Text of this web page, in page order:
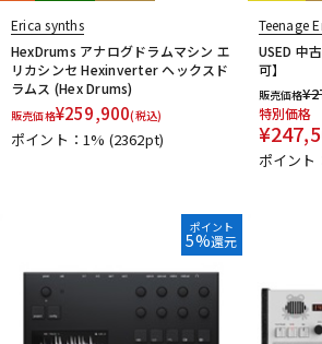
Erica synths
HexDrums アナログドラムマシン エ
リカシンセ Hexinverter ヘックスド
ラムス (Hex Drums)
販売価格¥259,900(税込)
ポイント：1% (2362pt)
Teenage
USED 中
可】
販売価格¥
特別価格
¥
ポイン
ポイント
5%還元